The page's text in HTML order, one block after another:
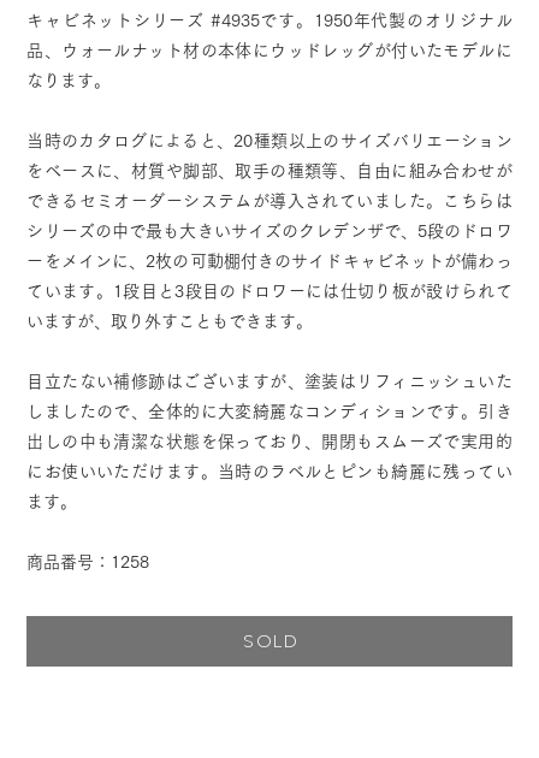
キャビネットシリーズ #4935です。1950年代製のオリジナル
品、ウォールナット材の本体にウッドレッグが付いたモデルに
なります。
当時のカタログによると、20種類以上のサイズバリエーション
をベースに、材質や脚部、取手の種類等、自由に組み合わせが
できるセミオーダーシステムが導入されていました。こちらは
シリーズの中で最も大きいサイズのクレデンザで、5段のドロワ
ーをメインに、2枚の可動棚付きのサイドキャビネットが備わっ
ています。1段目と3段目のドロワーには仕切り板が設けられて
いますが、取り外すこともできます。
目立たない補修跡はございますが、塗装はリフィニッシュいた
しましたので、全体的に大変綺麗なコンディションです。引き
出しの中も清潔な状態を保っており、開閉もスムーズで実用的
にお使いいただけます。当時のラベルとピンも綺麗に残ってい
ます。
商品番号：1258
SOLD